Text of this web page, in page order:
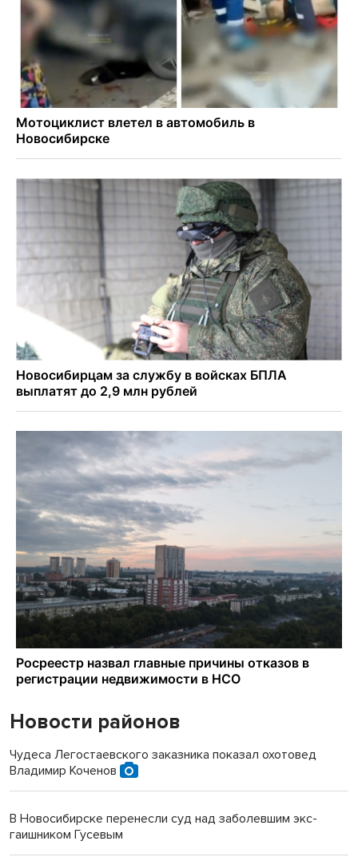
Новости районов
Чудеса Легостаевского заказника показал охотовед
Владимир Коченов
В Новосибирске перенесли суд над заболевшим экс-
гаишником Гусевым